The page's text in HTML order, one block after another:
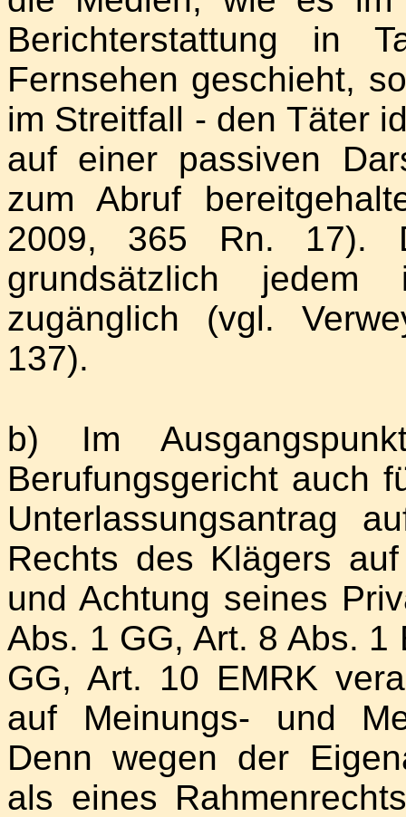
Berichterstattung in
Fernsehen geschieht,
im Streitfall - den Täter
auf einer passiven
zum Abruf
2009, 365 Rn. 17).
grundsätzlich jedem
zugänglich (vgl.
137).
b) Im
Berufungsgericht auch
Unterlassungsantrag
Rechts des Klägers
und Achtung seines
Abs. 1 GG, Art. 8 Abs. 1
GG, Art. 10 EMRK
auf Meinungs- und
Denn wegen der
als eines